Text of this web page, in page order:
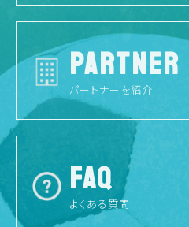
PARTNER
パートナーを紹介
FAQ
よくある質問